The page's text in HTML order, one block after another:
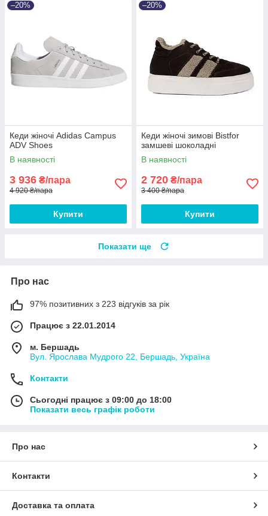
–20%
Кеди жіночі Adidas Campus
ADV Shoes
В наявності
3 936 ₴/пара
4 920 ₴/пара
Купити
–20%
Кеди жіночі зимові Bistfor
замшеві шоколадні
В наявності
2 720 ₴/пара
3 400 ₴/пара
Купити
Показати ще
Про нас
97% позитивних з 223 відгуків за рік
Працює з 22.01.2014
м. Бершадь
Вул. Ярослава Мудрого 22, Бершадь, Україна
Контакти
Сьогодні працює з 09:00 до 18:00
Показати весь графік роботи
Про нас
Контакти
Доставка та оплата